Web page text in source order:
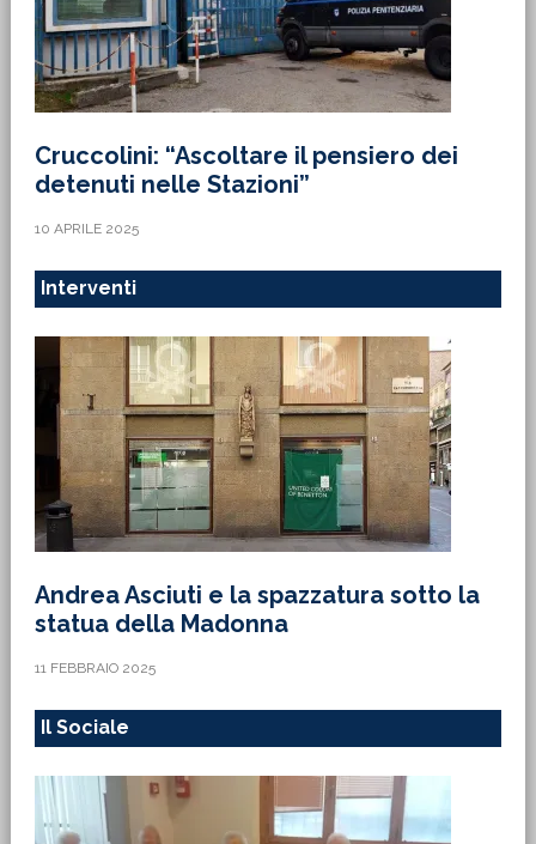
Cruccolini: “Ascoltare il pensiero dei
detenuti nelle Stazioni”
10 APRILE 2025
Interventi
Andrea Asciuti e la spazzatura sotto la
statua della Madonna
11 FEBBRAIO 2025
Il Sociale